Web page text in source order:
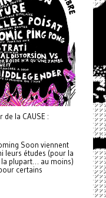
la CAUSE :
Soon viennent
leurs études (pour la
plupart… au moins)
certains